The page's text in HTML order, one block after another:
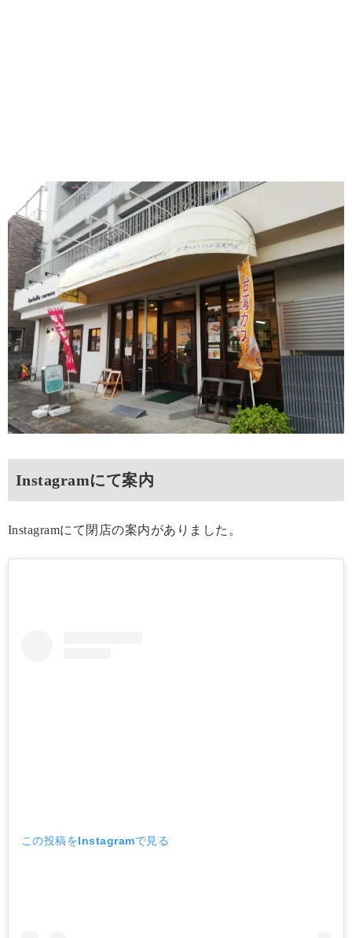
Instagramにて案内
Instagramにて閉店の案内がありました。
この投稿をInstagramで見る